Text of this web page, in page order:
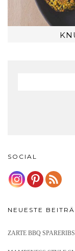
SOCIAL
NEUESTE
ZARTE BBQ